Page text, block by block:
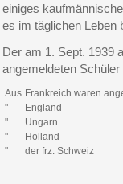
einiges
es im täglichen Leben
Der am 1. Sept. 1939
angemeldeten
Aus Frankreich waren
"
England
"
Ungarn
"
Holland
"
der frz. Schweiz